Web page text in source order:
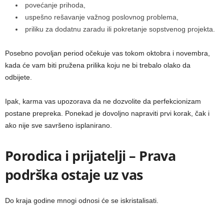
povećanje prihoda,
uspešno rešavanje važnog poslovnog problema,
priliku za dodatnu zaradu ili pokretanje sopstvenog projekta.
Posebno povoljan period očekuje vas tokom oktobra i novembra,
kada će vam biti pružena prilika koju ne bi trebalo olako da
odbijete.
Ipak, karma vas upozorava da ne dozvolite da perfekcionizam
postane prepreka. Ponekad je dovoljno napraviti prvi korak, čak i
ako nije sve savršeno isplanirano.
Porodica i prijatelji – Prava
podrška ostaje uz vas
Do kraja godine mnogi odnosi će se iskristalisati.